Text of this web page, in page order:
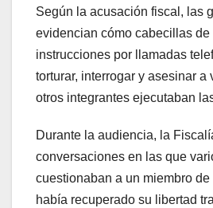
Según la acusación fiscal, las
evidencian cómo cabecillas
instrucciones por llamadas
torturar, interrogar y asesinar a
otros integrantes ejecutaban
Durante la audiencia, la
conversaciones en las que
cuestionaban a un miembro
había recuperado su libertad